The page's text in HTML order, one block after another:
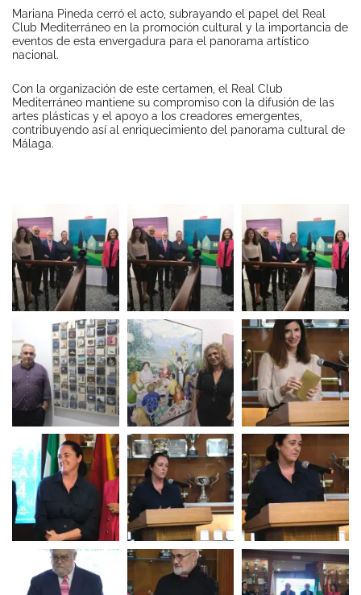
Mariana Pineda cerró el acto, subrayando el papel del Real
Club Mediterráneo en la promoción cultural y la importancia de
eventos de esta envergadura para el panorama artístico
nacional.
Con la organización de este certamen, el Real Club
Mediterráneo mantiene su compromiso con la difusión de las
artes plásticas y el apoyo a los creadores emergentes,
contribuyendo así al enriquecimiento del panorama cultural de
Málaga.